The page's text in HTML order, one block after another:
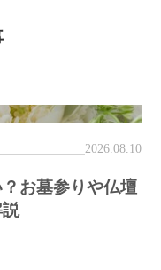
2026.08.10
お墓参りや仏壇